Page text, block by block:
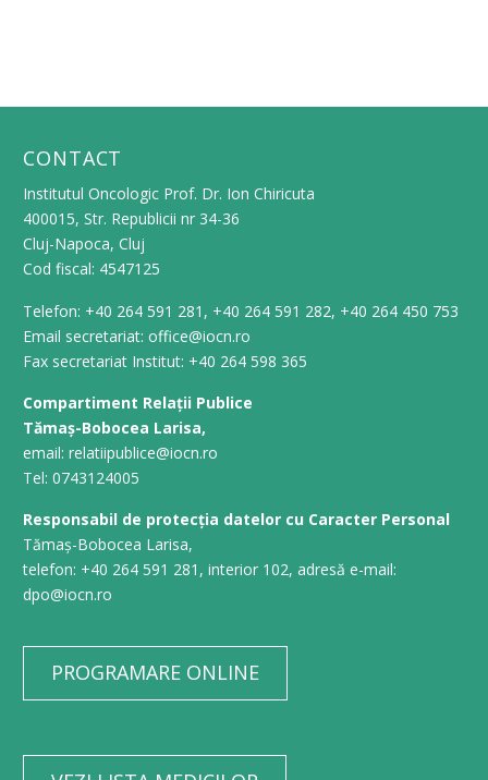
CONTACT
Institutul Oncologic Prof. Dr. Ion Chiricuta
400015, Str. Republicii nr 34-36
Cluj-Napoca, Cluj
Cod fiscal: 4547125
Telefon: +40 264 591 281, +40 264 591 282, +40 264 450 753
Email secretariat: office@iocn.ro
Fax secretariat Institut: +40 264 598 365
Compartiment Relații Publice
Tămaș-Bobocea Larisa,
email: relatiipublice@iocn.ro
Tel: 0743124005
Responsabil de protecția datelor cu Caracter Personal
Tămaș-Bobocea Larisa,
telefon: +40 264 591 281, interior 102, adresă e-mail:
dpo@iocn.ro
PROGRAMARE ONLINE